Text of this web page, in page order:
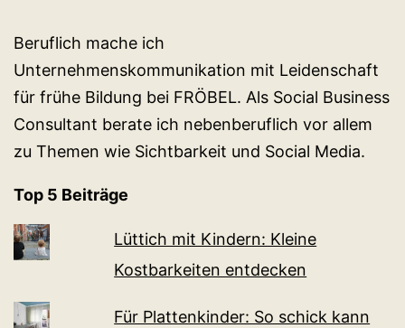
Beruflich mache ich
Unternehmenskommunikation mit Leidenschaft
für frühe Bildung bei FRÖBEL. Als Social Business
Consultant berate ich nebenberuflich vor allem
zu Themen wie Sichtbarkeit und Social Media.
Top 5 Beiträge
Lüttich mit Kindern: Kleine
Kostbarkeiten entdecken
Für Plattenkinder: So schick kann